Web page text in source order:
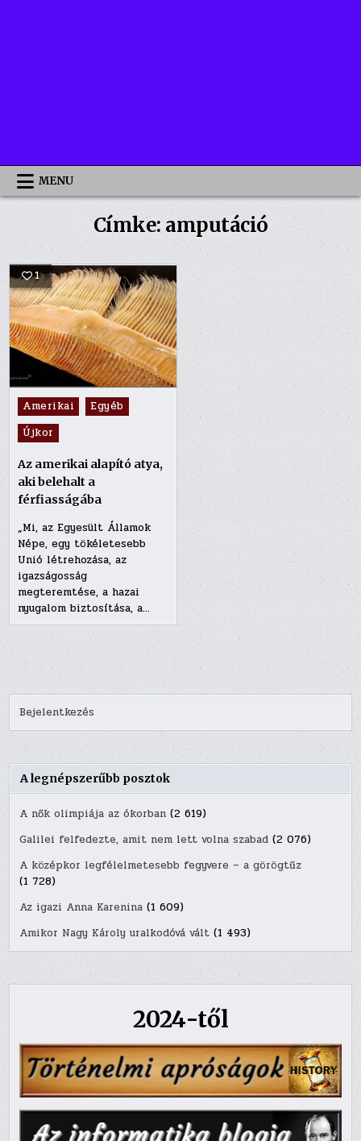
MENU
Címke: amputáció
1
Posted
in
Amerikai
Egyéb
Újkor
Az amerikai alapító atya,
aki belehalt a
férfiasságába
„Mi, az Egyesült Államok
Népe, egy tökéletesebb
Unió létrehozása, az
igazságosság
megteremtése, a hazai
nyugalom biztosítása, a…
Bejelentkezés
A legnépszerűbb posztok
A nők olimpiája az ókorban (2 619)
Galilei felfedezte, amit nem lett volna szabad (2 076)
A középkor legfélelmetesebb fegyvere – a görögtűz
(1 728)
Az igazi Anna Karenina (1 609)
Amikor Nagy Károly uralkodóvá vált (1 493)
2024-től